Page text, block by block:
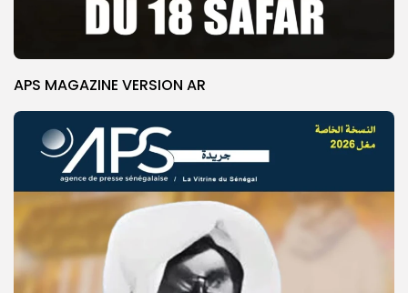
APS MAGAZINE VERSION AR